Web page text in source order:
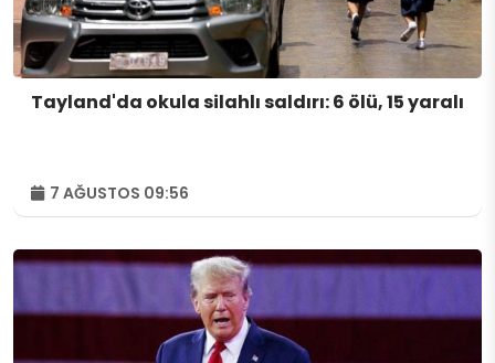
Tayland'da okula silahlı saldırı: 6 ölü, 15 yaralı
7 AĞUSTOS 09:56